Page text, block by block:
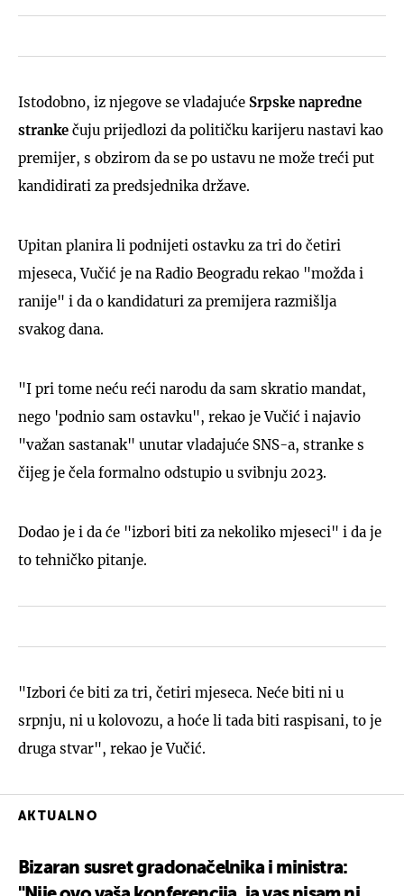
Istodobno, iz njegove se vladajuće Srpske napredne
stranke čuju prijedlozi da političku karijeru nastavi kao
premijer, s obzirom da se po ustavu ne može treći put
kandidirati za predsjednika države.
Upitan planira li podnijeti ostavku za tri do četiri
mjeseca, Vučić je na Radio Beogradu rekao "možda i
ranije" i da o kandidaturi za premijera razmišlja
svakog dana.
"I pri tome neću reći narodu da sam skratio mandat,
nego 'podnio sam ostavku", rekao je Vučić i najavio
"važan sastanak" unutar vladajuće SNS-a, stranke s
čijeg je čela formalno odstupio u svibnju 2023.
Dodao je i da će "izbori biti za nekoliko mjeseci" i da je
to tehničko pitanje.
"Izbori će biti za tri, četiri mjeseca. Neće biti ni u
srpnju, ni u kolovozu, a hoće li tada biti raspisani, to je
druga stvar", rekao je Vučić.
AKTUALNO
Bizaran susret gradonačelnika i ministra: